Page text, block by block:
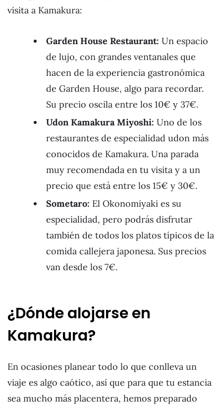
visita a Kamakura:
Garden House Restaurant: Un espacio
de lujo, con grandes ventanales que
hacen de la experiencia gastronómica
de Garden House, algo para recordar.
Su precio oscila entre los 10€ y 37€.
Udon Kamakura Miyoshi: Uno de los
restaurantes de especialidad udon más
conocidos de Kamakura. Una parada
muy recomendada en tu visita y a un
precio que está entre los 15€ y 30€.
Sometaro: El Okonomiyaki es su
especialidad, pero podrás disfrutar
también de todos los platos típicos de la
comida callejera japonesa. Sus precios
van desde los 7€.
¿Dónde alojarse en
Kamakura?
En ocasiones planear todo lo que conlleva un
viaje es algo caótico, así que para que tu estancia
sea mucho más placentera, hemos preparado